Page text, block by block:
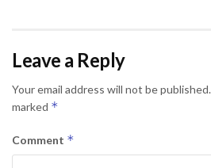
Leave a Reply
Your email address will not be published.
marked *
Comment *